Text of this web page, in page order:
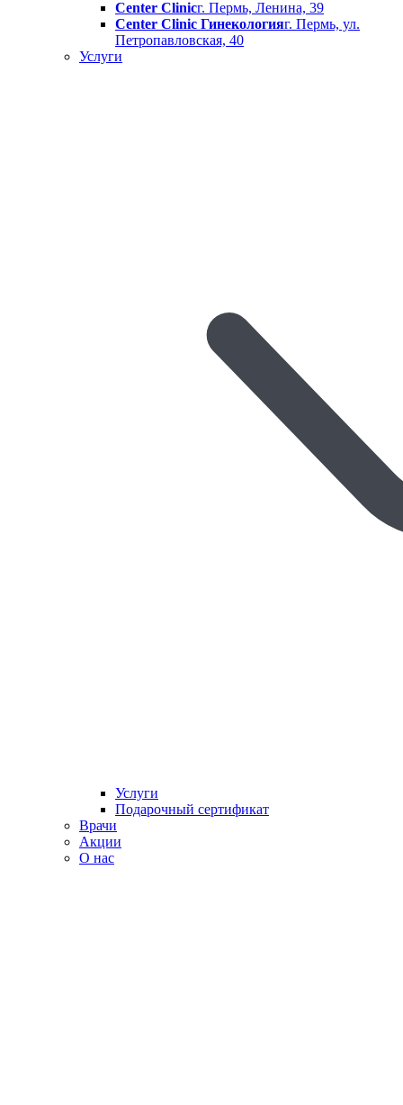
Center Clinicг. Пермь, Ленина, 39
Center Clinic Гинекологияг. Пермь, ул.
Петропавловская, 40
Услуги
Услуги
Подарочный сертификат
Врачи
Акции
О нас